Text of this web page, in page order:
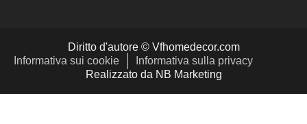
Diritto d'autore © Vfhomedecor.com
Informativa sui cookie
Informativa sulla privacy
Realizzato da NB Marketing